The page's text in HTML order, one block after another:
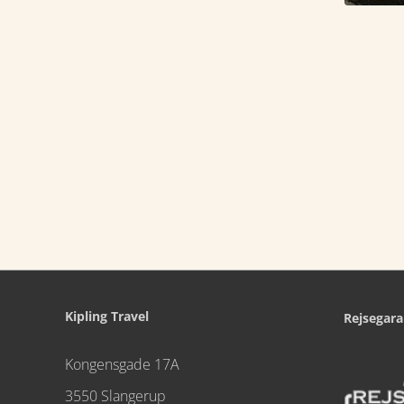
Kipling Travel
Kongensgade 17A
3550 Slangerup